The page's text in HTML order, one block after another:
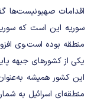
اقدامات صهیونیست‌ها
سوریه این است که
منطقه بوده است.وی
یکی از کشورهای جبهه
این کشور همیشه
منطقه‌ای اسرائیل به